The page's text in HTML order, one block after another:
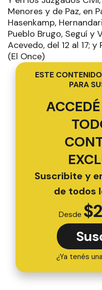
Menores y de Paz, en
Hasenkamp,
Pueblo Brugo, Seguí y
Acevedo, del 12 al 17;
(El Once)
ESTE
PARA
Suscribite y
de todos
Desde $
¿Ya tenés